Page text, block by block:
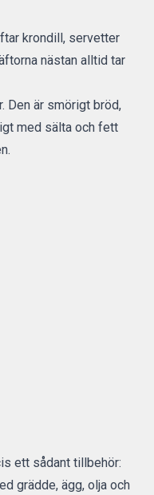
krondill, servetter
nästan alltid tar
Den är smörigt bröd,
med sälta och fett
ett sådant tillbehör:
grädde, ägg, olja och